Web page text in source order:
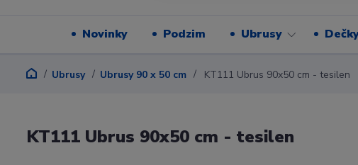
Novinky Podzim Ubrusy
Ubrusy Ubrusy 90 x 50 cm KT111 Ubrus 90x50 cm - tesilen
KT111 Ubrus 90x50 cm - tesilen